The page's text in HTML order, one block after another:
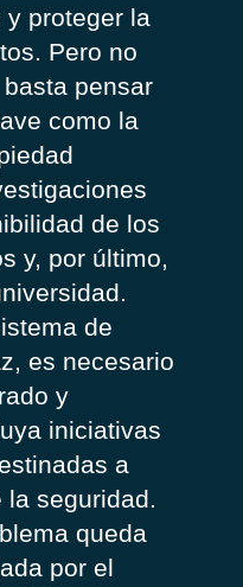
proteger la
Pero no
basta pensar
como la
de los
s y, por último,
de
es necesario
y
iniciativas
a
la seguridad.
queda
por el